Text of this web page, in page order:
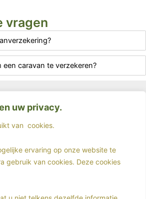
uw privacy.
van cookies.
ervaring op onze website te
gebruik van cookies. Deze cookies
vragen
caravan te verzekeren?